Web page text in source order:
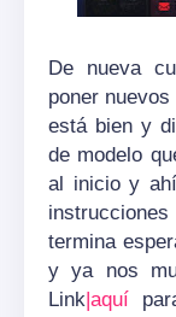
De nueva
poner
está bien y
de modelo
al inicio y
termina
y ya nos
Link|aquí